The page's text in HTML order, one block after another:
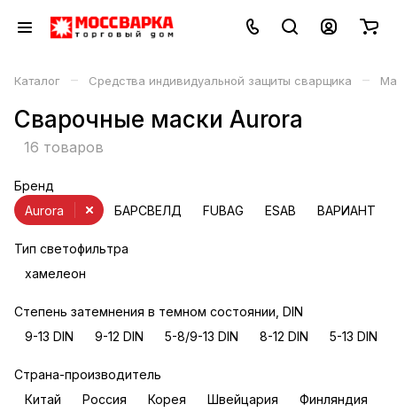
Каталог – Средства индивидуальной защиты сварщика –
Сварочные маски Aurora
16 товаров
Бренд
БАРСВЕЛД
FUBAG ESAB ВАРИАНТ
Aurora
Тип светофильтра
хамелеон
Степень затемнения в темном состоянии, DIN
9-13 DIN
9-12 DIN 5-8/9-13 DIN 8-12 DIN 5-13 DIN
Страна-производитель
Китай
Россия Корея Швейцария Финляндия